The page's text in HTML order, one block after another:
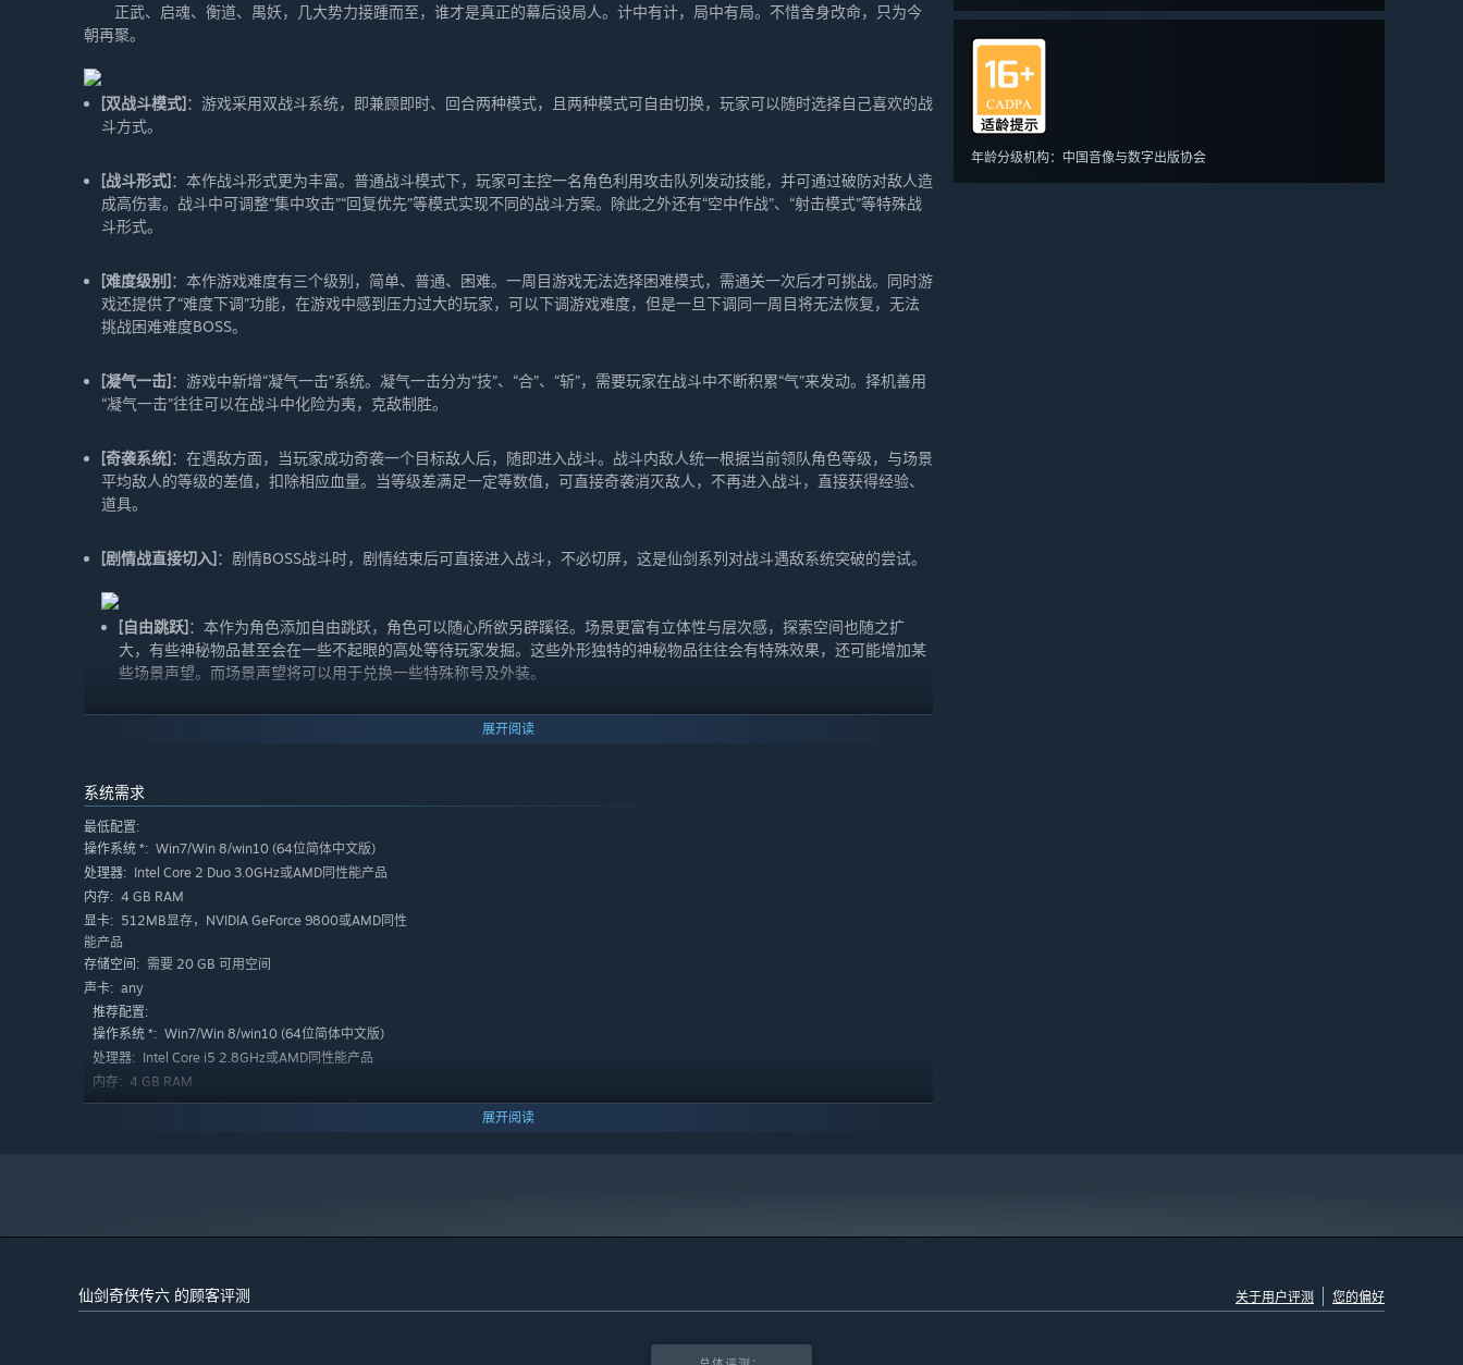
年龄分级机构：中国音像与数字出版协会
正武、启魂、衡道、禺妖，几大势力接踵而至，谁才是真正的幕后设局人。计中有计，局中有局。不惜舍身改命，只为今
朝再聚。
[双战斗模式]：游戏采用双战斗系统，即兼顾即时、回合两种模式，且两种模式可自由切换，玩家可以随时选择自己喜欢的战
斗方式。
[战斗形式]：本作战斗形式更为丰富。普通战斗模式下，玩家可主控一名角色利用攻击队列发动技能，并可通过破防对敌人造
成高伤害。战斗中可调整“集中攻击”“回复优先”等模式实现不同的战斗方案。除此之外还有“空中作战”、“射击模式”等特殊战
斗形式。
[难度级别]：本作游戏难度有三个级别，简单、普通、困难。一周目游戏无法选择困难模式，需通关一次后才可挑战。同时游
戏还提供了“难度下调”功能，在游戏中感到压力过大的玩家，可以下调游戏难度，但是一旦下调同一周目将无法恢复，无法
挑战困难难度BOSS。
[凝气一击]：游戏中新增“凝气一击”系统。凝气一击分为“技”、“合”、“斩”，需要玩家在战斗中不断积累“气”来发动。择机善用
“凝气一击”往往可以在战斗中化险为夷，克敌制胜。
[奇袭系统]：在遇敌方面，当玩家成功奇袭一个目标敌人后，随即进入战斗。战斗内敌人统一根据当前领队角色等级，与场景
平均敌人的等级的差值，扣除相应血量。当等级差满足一定等数值，可直接奇袭消灭敌人，不再进入战斗，直接获得经验、
道具。
[剧情战直接切入]：剧情BOSS战斗时，剧情结束后可直接进入战斗，不必切屏，这是仙剑系列对战斗遇敌系统突破的尝试。
[自由跳跃]：本作为角色添加自由跳跃，角色可以随心所欲另辟蹊径。场景更富有立体性与层次感，探索空间也随之扩
大，有些神秘物品甚至会在一些不起眼的高处等待玩家发掘。这些外形独特的神秘物品往往会有特殊效果，还可能增加某
些场景声望。而场景声望将可以用于兑换一些特殊称号及外装。
：本作采用武器幻化系统，玩家将可以根据自己的喜好，打造不同的武器外观。当玩家拥有不同外观的武器
多可能。
[声望系统]：游戏的声望可通过完成相应NPC所交予的任务获得，与相应势力NPC所出售的道具有关，声望高的情况下可以
获得此势力独特的道具。
[灵脉系统]：游戏中每个角色都有三条魂魄，三条魂魄对应的成长属性不同。可以任意选择点亮哪一种。每点亮一个节
点，所激活的属性和消耗的魄值不同，激活足够多的节点后自动开启隐藏属性，可使得培养方向的特点更鲜明。
[事件游戏]
游戏内探索较历代更加自由，玩家会在游戏中发现更多隐藏的人物和事件，还有可能遇到各种隐藏“拾取物品”。
[场景技能]：六位主角都各自拥有独特的“场景技能”。游戏中存在许多构思巧妙的机关，玩家需要善用六位角色的场景技能
才能顺利通过。如越今朝的“凌空飞剑”，此场景技能可以飞跃一些障碍或到达一些常规无法到达的地方 。
展开阅读
系统需求
最低配置:
操作系统 *: Win7/Win 8/win10 (64位简体中文版)
处理器: Intel Core 2 Duo 3.0GHz或AMD同性能产品
内存: 4 GB RAM
显卡: 512MB显存，NVIDIA GeForce 9800或AMD同性
能产品
存储空间: 需要 20 GB 可用空间
声卡: any
推荐配置:
操作系统 *: Win7/Win 8/win10 (64位简体中文版)
处理器: Intel Core i5 2.8GHz或AMD同性能产品
内存: 4 GB RAM
显卡: 1GB显存，NVIDIA GeForce GTX560或AMD
展开阅读
仙剑奇侠传六 的顾客评测 关于用户评测 您的偏好